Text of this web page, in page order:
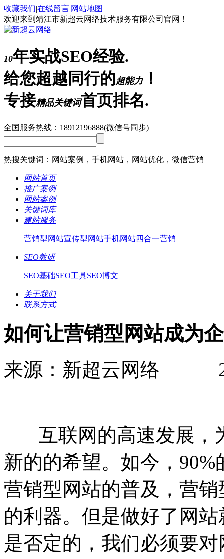
收藏我们|在线留言|网站地图
欢迎来到靖江市新超云网络技术服务有限公司官网！
10年实战SEO经验.
给您超越同行的超能力！
专接精品关键词首页排名.
全国服务热线： 18912196888(微信号同步)
热搜关键词：网站案例，手机网站，网站优化，微信营销
网站首页
推广案例
网站案例
关键词库
建站服务
营销型网站宣传型网站手机网站四合一营销
SEO教研
SEO基础SEO工具SEO博文
关于我们
联系方式
如何让营销型网站成为
来源：新超云网络
互联网的高速发展，
新的的希望。如今，
营销型网站的普及，营
的利器。但是做好了网
是否定的，我们必须要